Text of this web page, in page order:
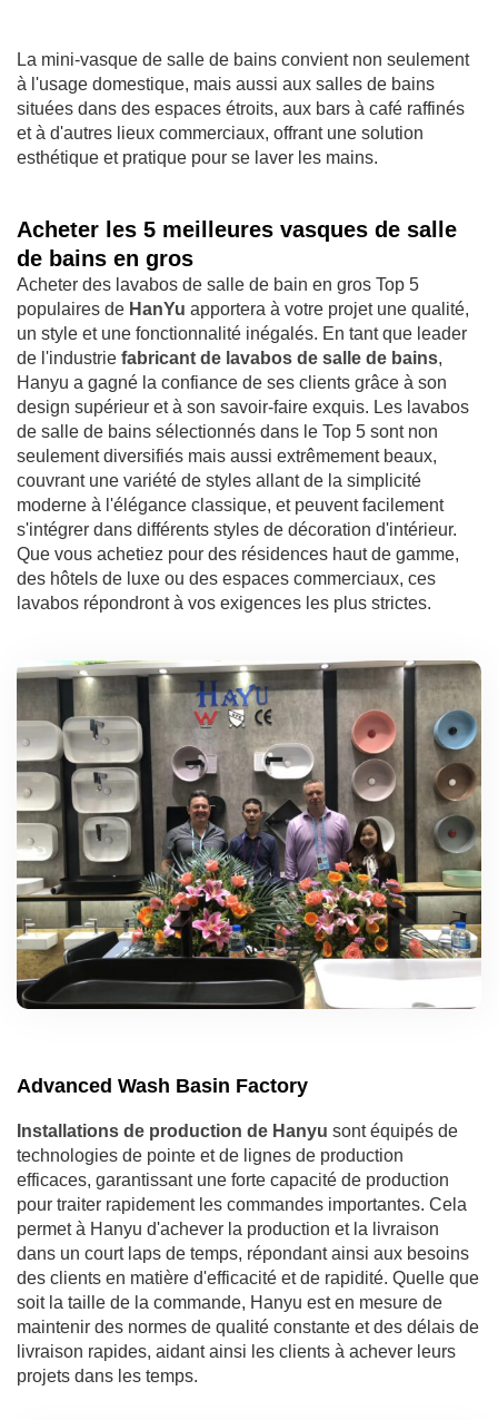
La mini-vasque de salle de bains convient non seulement
à l'usage domestique, mais aussi aux salles de bains
situées dans des espaces étroits, aux bars à café raffinés
et à d'autres lieux commerciaux, offrant une solution
esthétique et pratique pour se laver les mains.
Acheter les 5 meilleures vasques de salle
de bains en gros
Acheter des lavabos de salle de bain en gros Top 5
populaires de HanYu apportera à votre projet une qualité,
un style et une fonctionnalité inégalés. En tant que leader
de l'industrie fabricant de lavabos de salle de bains,
Hanyu a gagné la confiance de ses clients grâce à son
design supérieur et à son savoir-faire exquis. Les lavabos
de salle de bains sélectionnés dans le Top 5 sont non
seulement diversifiés mais aussi extrêmement beaux,
couvrant une variété de styles allant de la simplicité
moderne à l'élégance classique, et peuvent facilement
s'intégrer dans différents styles de décoration d'intérieur.
Que vous achetiez pour des résidences haut de gamme,
des hôtels de luxe ou des espaces commerciaux, ces
lavabos répondront à vos exigences les plus strictes.
Advanced Wash Basin Factory
Installations de production de Hanyu sont équipés de
technologies de pointe et de lignes de production
efficaces, garantissant une forte capacité de production
pour traiter rapidement les commandes importantes. Cela
permet à Hanyu d'achever la production et la livraison
dans un court laps de temps, répondant ainsi aux besoins
des clients en matière d'efficacité et de rapidité. Quelle que
soit la taille de la commande, Hanyu est en mesure de
maintenir des normes de qualité constante et des délais de
livraison rapides, aidant ainsi les clients à achever leurs
projets dans les temps.